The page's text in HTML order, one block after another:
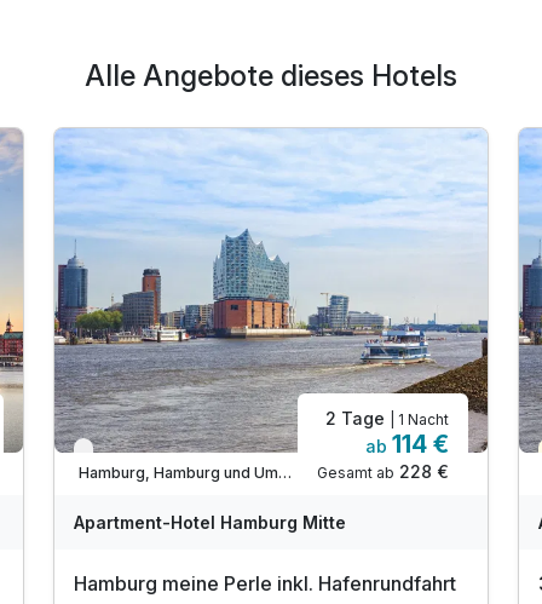
Alle Angebote dieses Hotels
Verfügbar bis Dezember
Hamburg, Hamburg und Umgebung
2 Tage | 1 Nacht
ab 114 €
Gesamt ab 228 €
Apartment-Hotel Hamburg Mitte
Hamburg meine Perle inkl. Hafenrundfahrt